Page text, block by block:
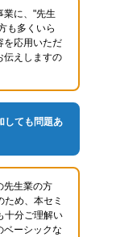
業に、"先生
も多くいら
を応用いただ
伝えしますの
しても問題あ
先生業の方
め、本セミ
十分ご理解い
ベーシックな